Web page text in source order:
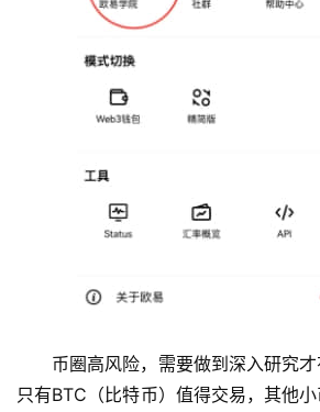
币圈高风险，需要做到深入研究才
只有BTC（比特币）值得交易，其他小